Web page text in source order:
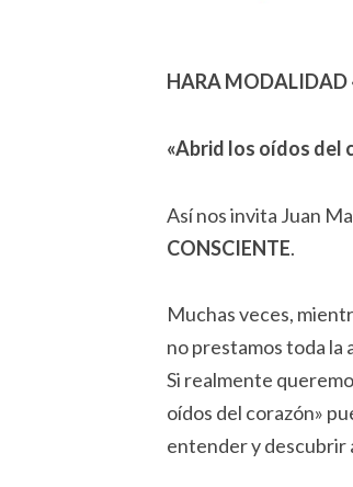
HARA MODALIDAD
«Abrid los oídos del
Así nos invita Juan
CONSCIENTE.
Muchas veces,
no prestamos toda la
Si realmente
oídos del corazón»
entender y descubrir